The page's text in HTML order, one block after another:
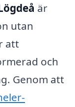
är
utan
att
och
Genom att